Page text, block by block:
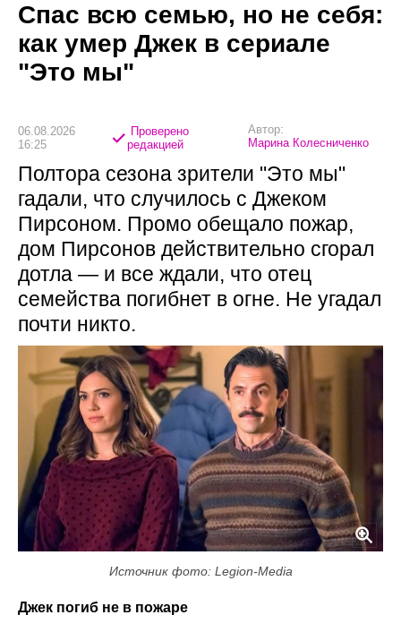
Спас всю семью, но не себя:
как умер Джек в сериале
"Это мы"
06.08.2026
16:25
Проверено
редакцией
Автор:
Марина Колесниченко
Полтора сезона зрители "Это мы"
гадали, что случилось с Джеком
Пирсоном. Промо обещало пожар,
дом Пирсонов действительно сгорал
дотла — и все ждали, что отец
семейства погибнет в огне. Не угадал
почти никто.
Источник фото: Legion-Media
Джек погиб не в пожаре